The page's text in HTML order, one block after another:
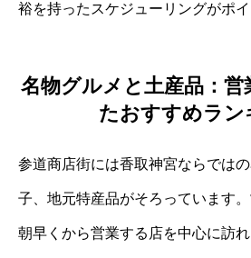
裕を持ったスケジューリングがポイ
名物グルメと土産品：営
たおすすめラン
参道商店街には香取神宮ならでは
子、地元特産品がそろっています
朝早くから営業する店を中心に訪